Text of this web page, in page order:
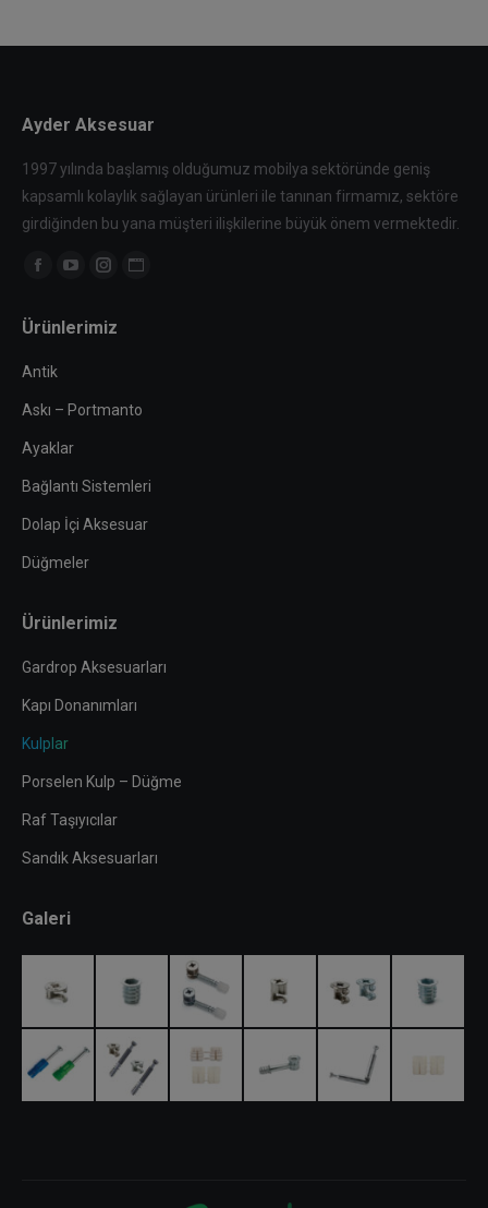
Ayder Aksesuar
1997 yılında başlamış olduğumuz mobilya sektöründe geniş
kapsamlı kolaylık sağlayan ürünleri ile tanınan firmamız, sektöre
girdiğinden bu yana müşteri ilişkilerine büyük önem vermektedir.
Find us on:
Facebook
opens
in
window
YouTube
opens
window
Instagram
opens
window
Website
window
Ürünlerimiz
Antik
Askı – Portmanto
Ayaklar
Bağlantı Sistemleri
Dolap İçi Aksesuar
Düğmeler
Ürünlerimiz
Gardrop Aksesuarları
Kapı Donanımları
Kulplar
Porselen Kulp – Düğme
Raf Taşıyıcılar
Sandık Aksesuarları
Galeri